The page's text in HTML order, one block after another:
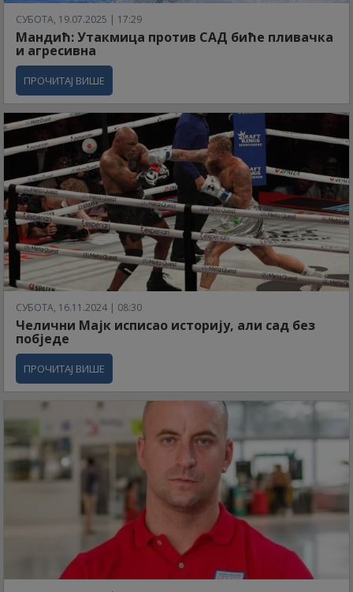
СУБОТА, 19.07.2025 | 17:29
Мандић: Утакмица против САД биће пливачка
и агресивна
ПРОЧИТАЈ ВИШЕ
СУБОТА, 16.11.2024 | 08:30
Челични Мајк исписао историју, али сад без
побједе
ПРОЧИТАЈ ВИШЕ